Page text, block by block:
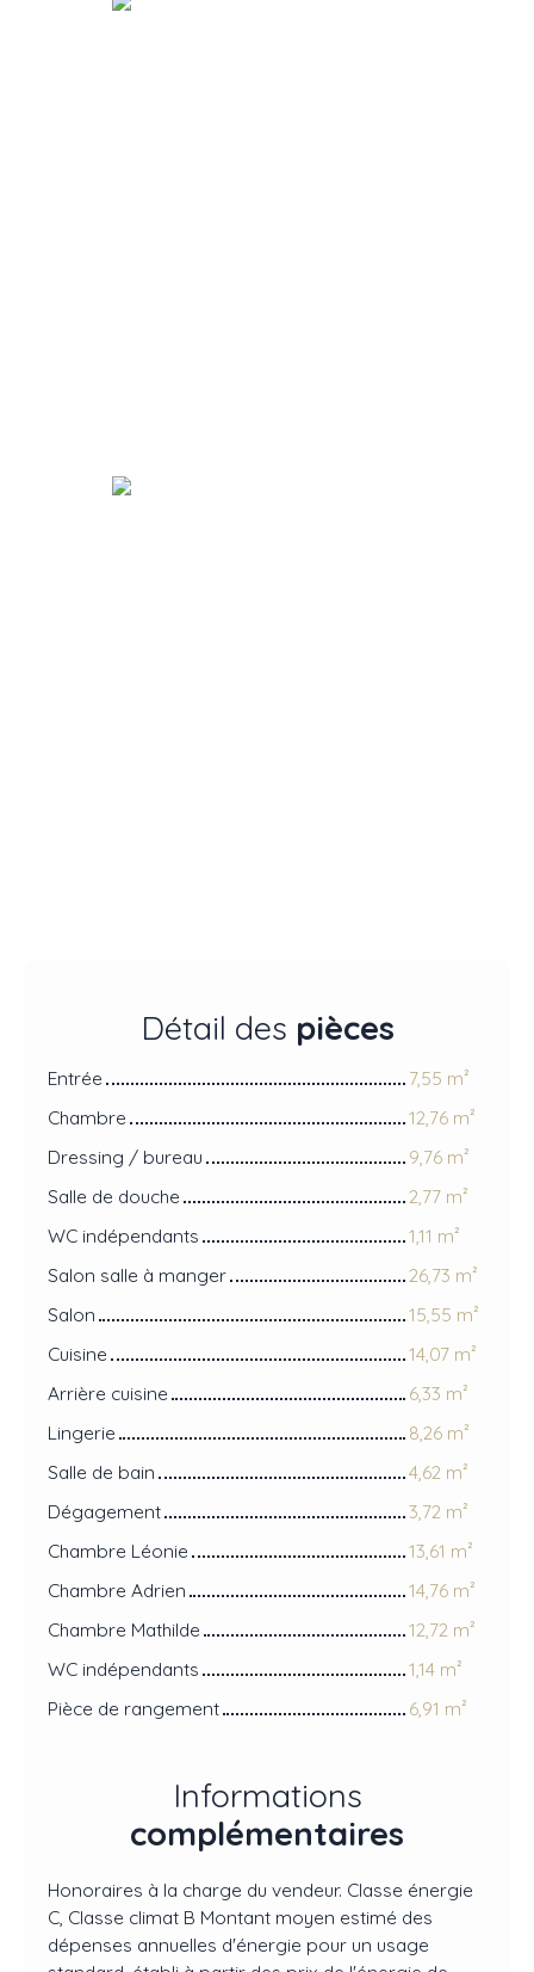
Détail des pièces
Entrée
7,55 m²
Chambre
12,76 m²
Dressing / bureau
9,76 m²
Salle de douche
2,77 m²
WC indépendants
1,11 m²
Salon salle à manger
26,73 m²
Salon
15,55 m²
Cuisine
14,07 m²
Arrière cuisine
6,33 m²
Lingerie
8,26 m²
Salle de bain
4,62 m²
Dégagement
3,72 m²
Chambre Léonie
13,61 m²
Chambre Adrien
14,76 m²
Chambre Mathilde
12,72 m²
WC indépendants
1,14 m²
Pièce de rangement
6,91 m²
Informations
complémentaires
Honoraires à la charge du vendeur. Classe énergie
C, Classe climat B Montant moyen estimé des
dépenses annuelles d'énergie pour un usage